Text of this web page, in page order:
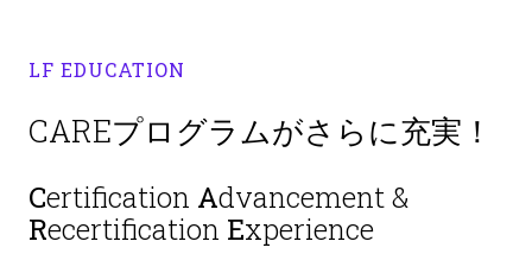
LF EDUCATION
CAREプログラムがさらに充実！
Certification Advancement &
Recertification Experience